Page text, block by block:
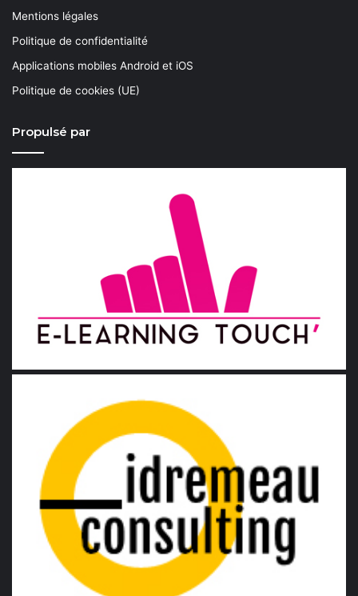
Mentions légales
Politique de confidentialité
Applications mobiles Android et iOS
Politique de cookies (UE)
Propulsé par